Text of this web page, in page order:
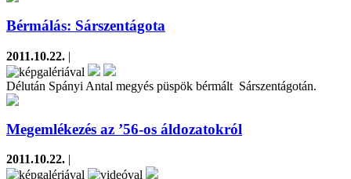
Bérmálás: Sárszentágota
2011.10.22. |
Délután Spányi Antal megyés püspök bérmált Sárszentágotán.
Megemlékezés az ’56-os áldozatokról
2011.10.22. |